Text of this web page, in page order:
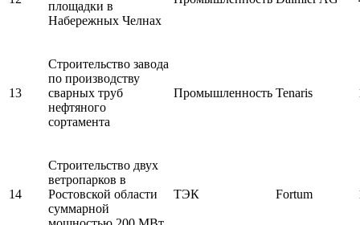
площадки в
Набережных Челнах
13
Строительство завода
по производству
сварных труб
нефтяного
сортамента
Промышленность Tenaris
14
Строительство двух
ветропарков в
Ростовской области
суммарной
ТЭК Fortum